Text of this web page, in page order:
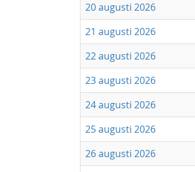
20 augusti 2026
21 augusti 2026
22 augusti 2026
23 augusti 2026
24 augusti 2026
25 augusti 2026
26 augusti 2026